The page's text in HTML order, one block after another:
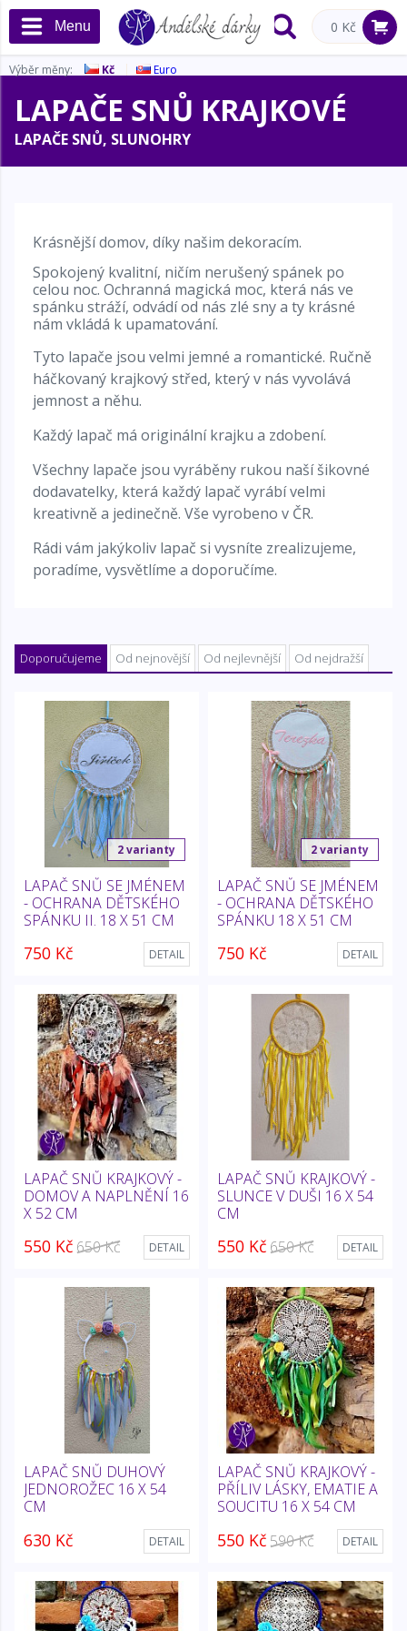
Výběr měny: Kč Euro
0 Kč
Menu
LAPAČE SNŮ KRAJKOVÉ
LAPAČE SNŮ, SLUNOHRY
Krásnější domov, díky našim dekoracím.
Spokojený kvalitní, ničím nerušený spánek po
celou noc. Ochranná magická moc, která nás ve
spánku stráží, odvádí od nás zlé sny a ty krásné
nám vkládá k upamatování.
Tyto lapače jsou velmi jemné a romantické. Ručně
háčkovaný krajkový střed, který v nás vyvolává
jemnost a něhu.
Každý lapač má originální krajku a zdobení.
Všechny lapače jsou vyráběny rukou naší šikovné
dodavatelky, která každý lapač vyrábí velmi
kreativně a jedinečně. Vše vyrobeno v ČR.
Rádi vám jakýkoliv lapač si vysníte zrealizujeme,
poradíme, vysvětlíme a doporučíme.
Doporučujeme Od nejnovější Od nejlevnější Od nejdražší
2 varianty
LAPAČ SNŮ SE JMÉNEM
- OCHRANA DĚTSKÉHO
SPÁNKU II. 18 X 51 CM
750 Kč DETAIL
2 varianty
LAPAČ SNŮ SE JMÉNEM
- OCHRANA DĚTSKÉHO
SPÁNKU 18 X 51 CM
750 Kč DETAIL
LAPAČ SNŮ KRAJKOVÝ -
DOMOV A NAPLNĚNÍ 16
X 52 CM
550 Kč 650 Kč DETAIL
LAPAČ SNŮ KRAJKOVÝ -
SLUNCE V DUŠI 16 X 54
CM
550 Kč 650 Kč DETAIL
LAPAČ SNŮ DUHOVÝ
JEDNOROŽEC 16 X 54
CM
630 Kč DETAIL
LAPAČ SNŮ KRAJKOVÝ -
PŘÍLIV LÁSKY, EMATIE A
SOUCITU 16 X 54 CM
550 Kč 590 Kč DETAIL